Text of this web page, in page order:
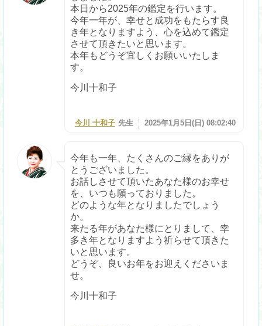
本日から2025年の鑑定を行います。
今年一年が、幸せと成功をもたらす良
き年となりますよう、心を込めて鑑定
させて頂きたいと思います。
本年もどうぞ宜しくお願いいたしま
す。
今川十和子
今川 十和子 先生 2025年1月5日(日) 08:02:40
今年も一年、たくさんのご縁をありが
とうございました。
お話しさせて頂いたあなた様のお幸せ
を、いつも願っておりました。
どのような年となりましたでしょう
か。
来たる年があなた様にとりまして、幸
多き年となりますよう祈らせて頂きた
いと思います。
どうぞ、良いお年をお迎えくださいま
せ。
今川十和子